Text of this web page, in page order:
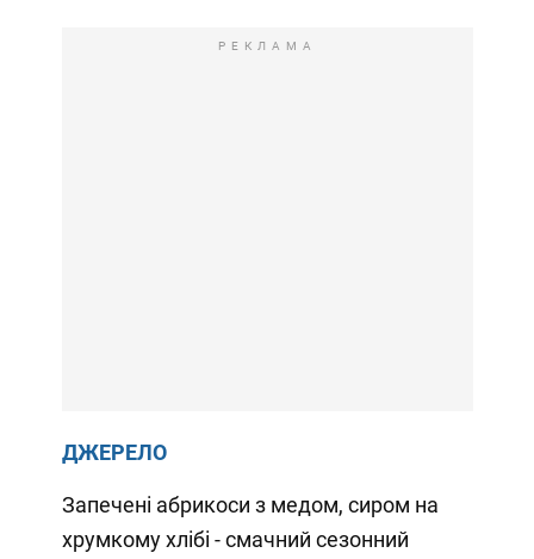
РЕКЛАМА
ДЖЕРЕЛО
Запечені абрикоси з медом, сиром на
хрумкому хлібі - смачний сезонний